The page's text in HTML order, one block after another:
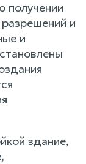
получении
и
и
здание,